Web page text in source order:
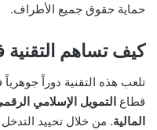
حماية حقوق جميع الأطراف.
كيف تساهم التقنية
تلعب هذه التقنية دوراً
قطاع التمويل الإسلامي
المالية. من خلال تحييد